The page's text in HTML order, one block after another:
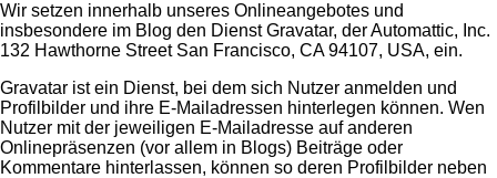
Wir setzen innerhalb unseres Onlineangebotes und
insbesondere im Blog den Dienst Gravatar, der Automattic, Inc.
132 Hawthorne Street San Francisco, CA 94107, USA, ein.
Gravatar ist ein Dienst, bei dem sich Nutzer anmelden und
Profilbilder und ihre E-Mailadressen hinterlegen können. Wen
Nutzer mit der jeweiligen E-Mailadresse auf anderen
Onlinepräsenzen (vor allem in Blogs) Beiträge oder
Kommentare hinterlassen, können so deren Profilbilder neben